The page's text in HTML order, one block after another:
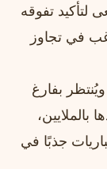
لتأكيد تفوقه
باللقب في 2020، ويرغب في تجاوز
بفارغ
أحد أكثر المباريات جذبًا في